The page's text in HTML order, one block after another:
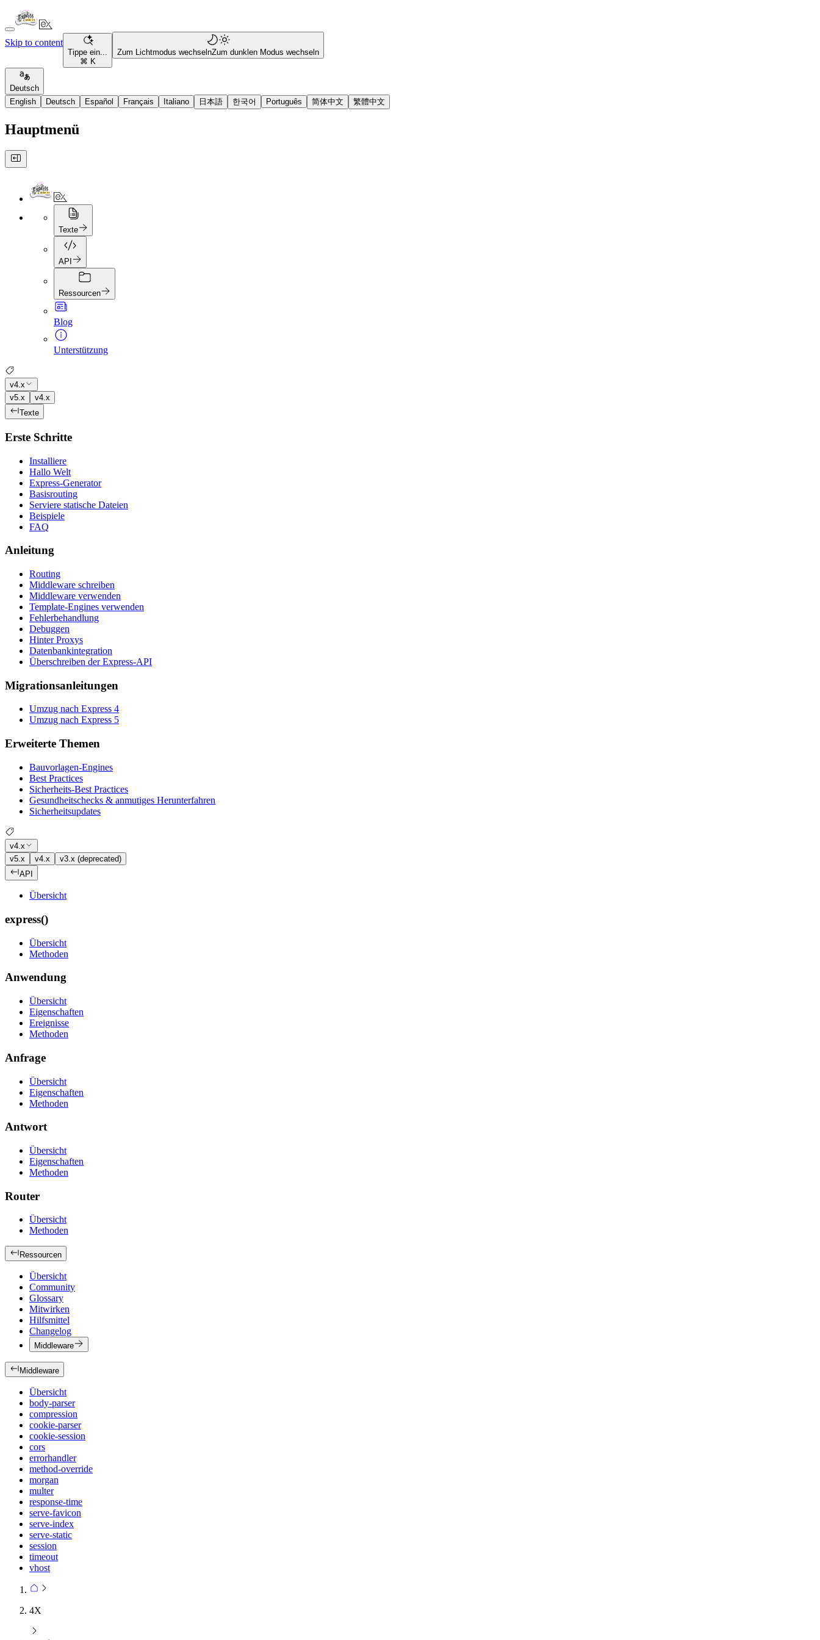
Skip to content
Tippe ein...
⌘ K
Zum Lichtmodus wechselnZum dunklen Modus wechseln
Deutsch
English
Deutsch Español Français Italiano 日本語 한국어 Português 简体中文 繁體中文
Hauptmenü
Texte
API
Ressourcen
Blog
Unterstützung
v4.x
v5.x
v4.x
Texte
Erste Schritte
Installiere
Hallo Welt
Express-Generator
Basisrouting
Serviere statische Dateien
Beispiele
FAQ
Anleitung
Routing
Middleware schreiben
Middleware verwenden
Template-Engines verwenden
Fehlerbehandlung
Debuggen
Hinter Proxys
Datenbankintegration
Überschreiben der Express-API
Migrationsanleitungen
Umzug nach Express 4
Umzug nach Express 5
Erweiterte Themen
Bauvorlagen-Engines
Best Practices
Sicherheits-Best Practices
Gesundheitschecks & anmutiges Herunterfahren
Sicherheitsupdates
v4.x
v5.x
v4.x
v3.x (deprecated)
API
Übersicht
express()
Übersicht
Methoden
Anwendung
Übersicht
Eigenschaften
Ereignisse
Methoden
Anfrage
Übersicht
Eigenschaften
Methoden
Antwort
Übersicht
Eigenschaften
Methoden
Router
Übersicht
Methoden
Ressourcen
Übersicht
Community
Glossary
Mitwirken
Hilfsmittel
Changelog
Middleware
Middleware
Übersicht
body-parser
compression
cookie-parser
cookie-session
cors
errorhandler
method-override
morgan
multer
response-time
serve-favicon
serve-index
serve-static
session
timeout
vhost
4X